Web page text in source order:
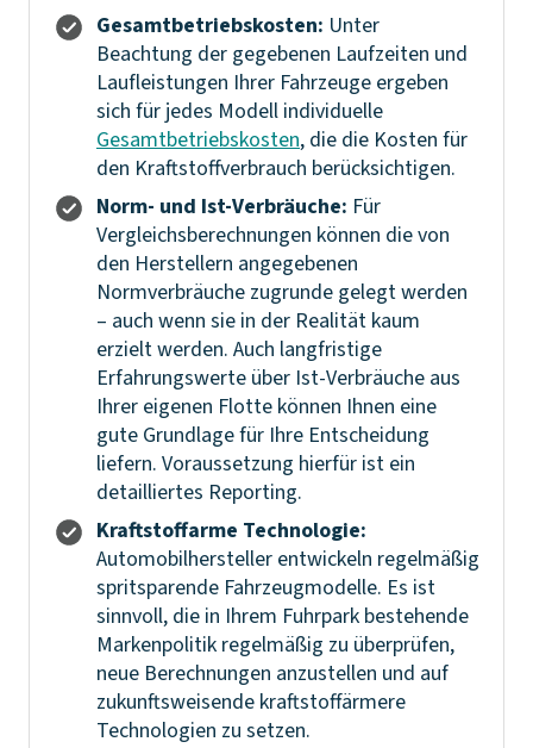
Gesamtbetriebskosten: Unter
Beachtung der gegebenen Laufzeiten und
Laufleistungen Ihrer Fahrzeuge ergeben
sich für jedes Modell individuelle
Gesamtbetriebskosten, die die Kosten für
den Kraftstoffverbrauch berücksichtigen.
Norm- und Ist-Verbräuche: Für
Vergleichsberechnungen können die von
den Herstellern angegebenen
Normverbräuche zugrunde gelegt werden
– auch wenn sie in der Realität kaum
erzielt werden. Auch langfristige
Erfahrungswerte über Ist-Verbräuche aus
Ihrer eigenen Flotte können Ihnen eine
gute Grundlage für Ihre Entscheidung
liefern. Voraussetzung hierfür ist ein
detailliertes Reporting.
Kraftstoffarme Technologie:
Automobilhersteller entwickeln regelmäßig
spritsparende Fahrzeugmodelle. Es ist
sinnvoll, die in Ihrem Fuhrpark bestehende
Markenpolitik regelmäßig zu überprüfen,
neue Berechnungen anzustellen und auf
zukunftsweisende kraftstoffärmere
Technologien zu setzen.